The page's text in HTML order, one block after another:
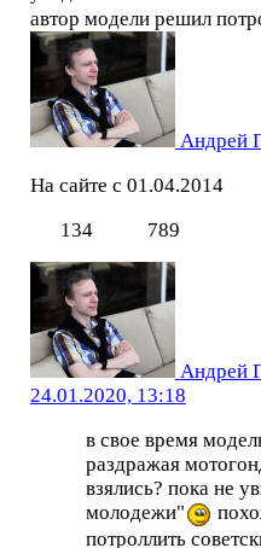
автор модели решил
Андрей
На сайте с 01.04.2014
134
789
Андрей
24.01.2020, 13:18
в свое время
раздражая
взялись? пока не
молодежи"
потроллить